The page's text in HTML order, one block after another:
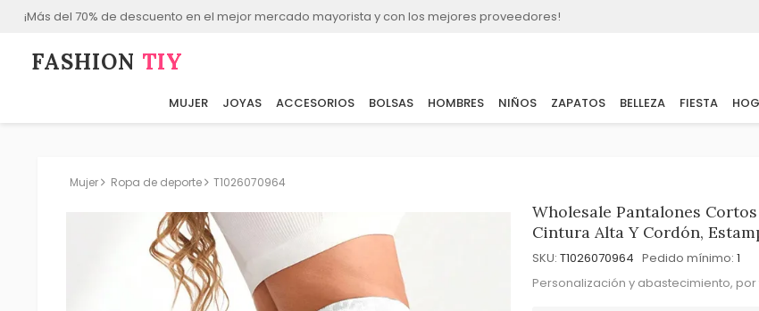
¡Más del 70% de descuento en el mejor mercado mayorista y con los mejores proveedores!
FASHION⁠ TIY
MUJER JOYAS ACCESORIOS BOLSAS HOMBRES NIÑOS ZAPATOS BELLEZA FIESTA
Mujer Ropa de deporte T1026070964
Wholesale Pantalones
Cintura Alta Y Cordón,
SKU: T1026070964 Pedido mínimo: 1
Personalización y abastecimiento,